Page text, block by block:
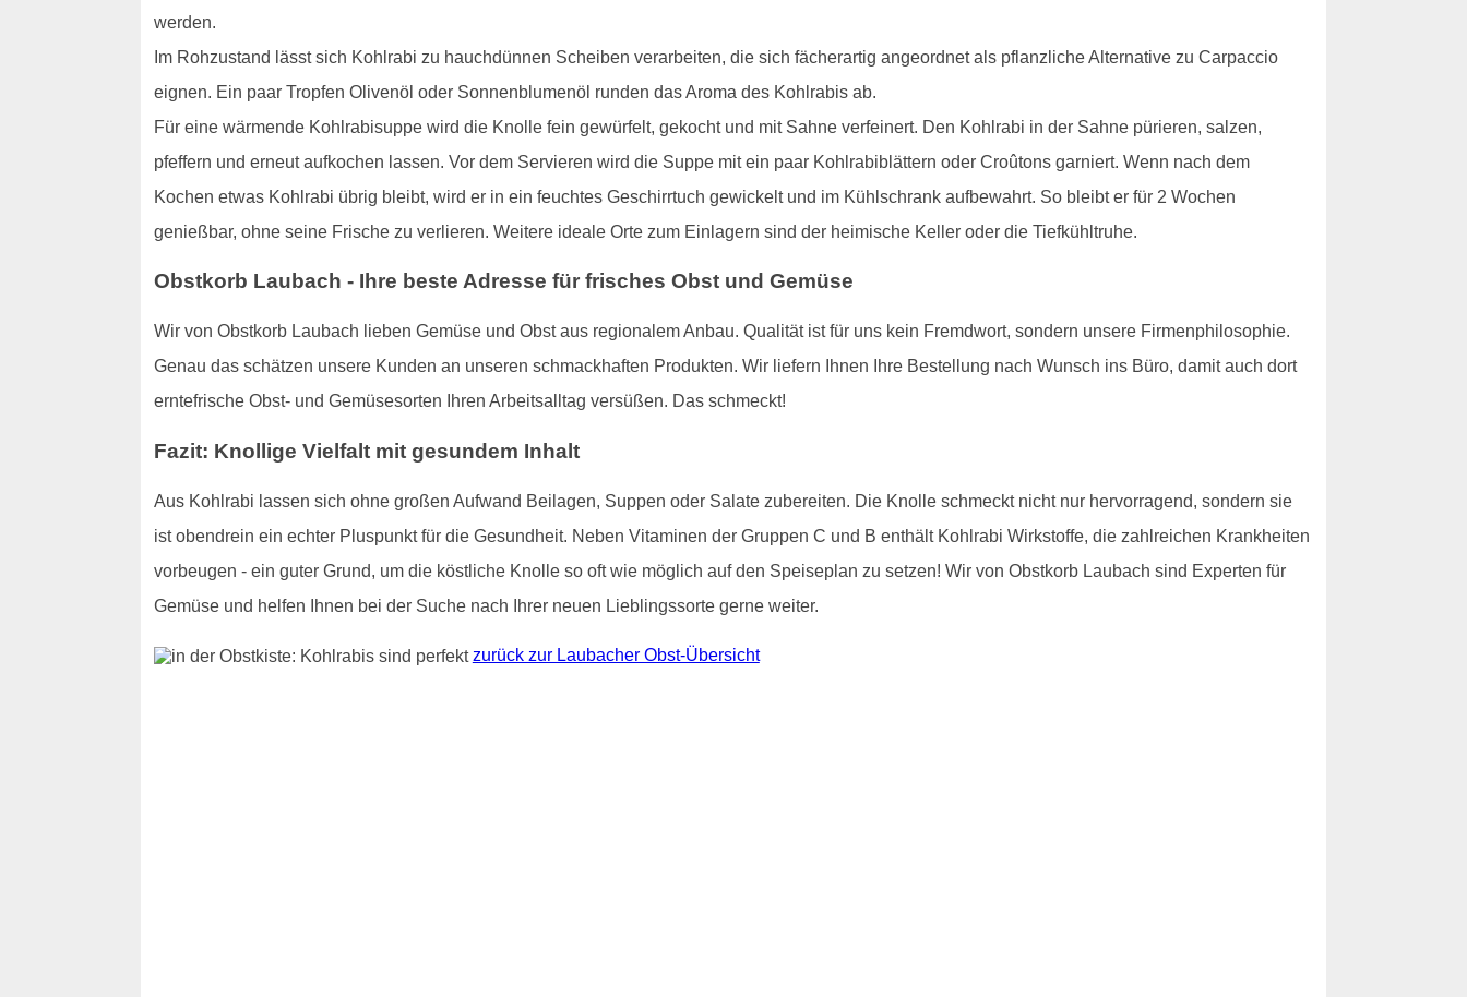
werden.
Im Rohzustand lässt sich Kohlrabi zu hauchdünnen Scheiben verarbeiten, die sich fächerartig angeordnet als pflanzliche Alternative zu Carpaccio
eignen. Ein paar Tropfen Olivenöl oder Sonnenblumenöl runden das Aroma des Kohlrabis ab.
Für eine wärmende Kohlrabisuppe wird die Knolle fein gewürfelt, gekocht und mit Sahne verfeinert. Den Kohlrabi in der Sahne pürieren, salzen,
pfeffern und erneut aufkochen lassen. Vor dem Servieren wird die Suppe mit ein paar Kohlrabiblättern oder Croûtons garniert. Wenn nach dem
Kochen etwas Kohlrabi übrig bleibt, wird er in ein feuchtes Geschirrtuch gewickelt und im Kühlschrank aufbewahrt. So bleibt er für 2 Wochen
genießbar, ohne seine Frische zu verlieren. Weitere ideale Orte zum Einlagern sind der heimische Keller oder die Tiefkühltruhe.
Obstkorb Laubach - Ihre beste Adresse für frisches Obst und Gemüse
Wir von Obstkorb Laubach lieben Gemüse und Obst aus regionalem Anbau. Qualität ist für uns kein Fremdwort, sondern unsere Firmenphilosophie.
Genau das schätzen unsere Kunden an unseren schmackhaften Produkten. Wir liefern Ihnen Ihre Bestellung nach Wunsch ins Büro, damit auch dort
erntefrische Obst- und Gemüsesorten Ihren Arbeitsalltag versüßen. Das schmeckt!
Fazit: Knollige Vielfalt mit gesundem Inhalt
Aus Kohlrabi lassen sich ohne großen Aufwand Beilagen, Suppen oder Salate zubereiten. Die Knolle schmeckt nicht nur hervorragend, sondern sie
ist obendrein ein echter Pluspunkt für die Gesundheit. Neben Vitaminen der Gruppen C und B enthält Kohlrabi Wirkstoffe, die zahlreichen Krankheiten
vorbeugen - ein guter Grund, um die köstliche Knolle so oft wie möglich auf den Speiseplan zu setzen! Wir von Obstkorb Laubach sind Experten für
Gemüse und helfen Ihnen bei der Suche nach Ihrer neuen Lieblingssorte gerne weiter.
zurück zur Laubacher Obst-Übersicht